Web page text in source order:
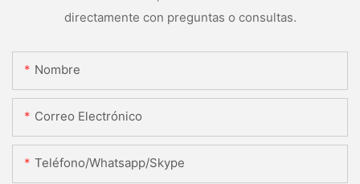
directamente con preguntas o consultas.
Nombre
Correo Electrónico
Teléfono/whatsapp/skype